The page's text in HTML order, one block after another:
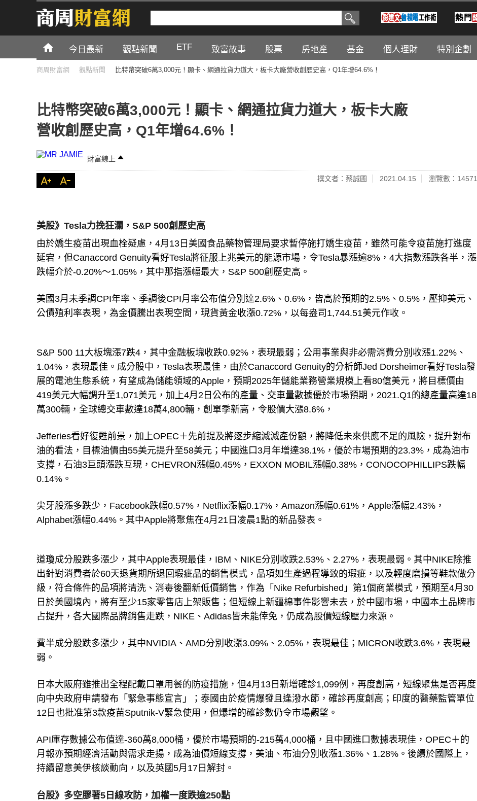
今日最新 觀點新聞 ETF 致富故事 股票 房地產 基金 個人理財 特別企劃
商周財富網 觀點新聞 比特幣突破6萬3,000元！顯卡、網通拉貨力道大，板卡大廠營收創歷史高，Q1年增64.6%！
比特幣突破6萬3,000元！顯卡、網通拉貨力道大，板卡大廠
營收創歷史高，Q1年增64.6%！
財富線上
撰文者：蔡誠圃 2021.04.15 瀏覽數：14571
美股》Tesla力挽狂瀾，S&P 500創歷史高
由於嬌生疫苗出現血栓疑慮，4月13日美國食品藥物管理局要求暫停施打嬌生疫苗，雖然可能令疫苗施打進度
延宕，但Canaccord Genuity看好Tesla將征服上兆美元的能源市場，令Tesla暴漲逾8%，4大指數漲跌各半，漲
跌幅介於-0.20%～1.05%，其中那指漲幅最大，S&P 500創歷史高。
美國3月未季調CPI年率、季調後CPI月率公布值分別達2.6%、0.6%，皆高於預期的2.5%、0.5%，壓抑美元、
公債殖利率表現，為金價騰出表現空間，現貨黃金收漲0.72%，以每盎司1,744.51美元作收。
S&P 500 11大板塊漲7跌4，其中金融板塊收跌0.92%，表現最弱；公用事業與非必需消費分別收漲1.22%、
1.04%，表現最佳。成分股中，Tesla表現最佳，由於Canaccord Genuity的分析師Jed Dorsheimer看好Tesla發
展的電池生態系統，有望成為儲能領域的Apple，預期2025年儲能業務營業規模上看80億美元，將目標價由
419美元大幅調升至1,071美元，加上4月2日公布的產量、交車量數據優於市場預期，2021.Q1的總產量高達18
萬300輛，全球總交車數達18萬4,800輛，創單季新高，令股價大漲8.6%，
Jefferies看好復甦前景，加上OPEC＋先前提及將逐步縮減減產份額，將降低未來供應不足的風險，提升對布
油的看法，目標油價由55美元提升至58美元；中國進口3月年增達38.1%，優於市場預期的23.3%，成為油市
支撐，石油3巨頭漲跌互現，CHEVRON漲幅0.45%，EXXON MOBIL漲幅0.38%，CONOCOPHILLIPS跌幅
0.14%。
尖牙股漲多跌少，Facebook跌幅0.57%，Netflix漲幅0.17%，Amazon漲幅0.61%，Apple漲幅2.43%，
Alphabet漲幅0.44%。其中Apple將聚焦在4月21日凌晨1點的新品發表。
道瓊成分股跌多漲少，其中Apple表現最佳，IBM、NIKE分別收跌2.53%、2.27%，表現最弱。其中NIKE除推
出針對消費者於60天退貨期所退回瑕疵品的銷售模式，品項如生產過程導致的瑕疵，以及輕度磨損等鞋款做分
級，符合條件的品項將清洗、消毒後翻新低價銷售，作為「Nike Refurbished」第1個商業模式，預期至4月30
日於美國境內，將有至少15家零售店上架販售；但短線上新疆棉事件影響未去，於中國市場，中國本土品牌市
占提升，各大國際品牌銷售走跌，NIKE、Adidas皆未能倖免，仍成為股價短線壓力來源。
費半成分股跌多漲少，其中NVIDIA、AMD分別收漲3.09%、2.05%，表現最佳；MICRON收跌3.6%，表現最
弱。
日本大阪府雖推出全程配戴口罩用餐的防疫措施，但4月13日新增確診1,099例，再度創高，短線聚焦是否再度
向中央政府申請發布「緊急事態宣言」；泰國由於疫情爆發且逢潑水節，確診再度創高；印度的醫藥監管單位
12日也批准第3款疫苗Sputnik-V緊急使用，但爆增的確診數仍令市場觀望。
API庫存數據公布值達-360萬8,000桶，優於市場預期的-215萬4,000桶，且中國進口數據表現佳，OPEC＋的
月報亦預期經濟活動與需求走揚，成為油價短線支撐，美油、布油分別收漲1.36%、1.28%。後續於國際上，
持續留意美伊核談動向，以及英國5月17日解封。
台股》多空膠著5日線攻防，加權一度跌逾250點